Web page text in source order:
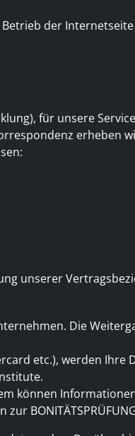
der
für unsere
erheben
unserer
Die
etc.), werden Ihre
können